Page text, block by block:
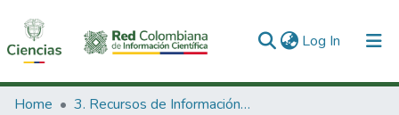
Log In (current)
Communities & Collections
Home
3. Recursos de Información Científica y Tecnológica